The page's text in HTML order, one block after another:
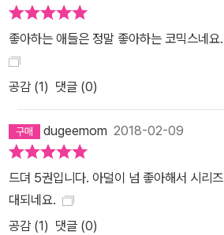
좋아하는 애들은 정말 좋아하는 코믹스네
공감 (1) 댓글 (0)
dugeemom 2018-02-09
드뎌 5권입니다. 아덜이 넘 좋아해서 시리
대되네요.
공감 (1) 댓글 (0)